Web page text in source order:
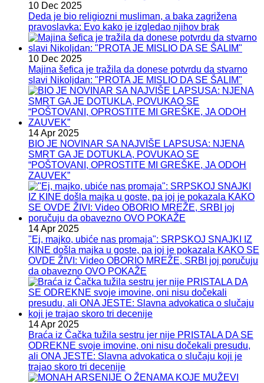
10 Dec 2025
Deda je bio religiozni musliman, a baka zagrižena
pravoslavka: Evo kako je izgledao njihov brak
10 Dec 2025
Majina šefica je tražila da donese potvrdu da stvarno
slavi Nikoljdan: "PROTA JE MISLIO DA SE ŠALIM"
14 Apr 2025
BIO JE NOVINAR SA NAJVIŠE LAPSUSA: NJENA
SMRT GA JE DOTUKLA, POVUKAO SE
“POŠTOVANI, OPROSTITE MI GREŠKE, JA ODOH
ZAUVEK”
14 Apr 2025
"Ej, majko, ubiće nas promaja": SRPSKOJ SNAJKI IZ
KINE došla majka u goste, pa joj je pokazala KAKO SE
OVDE ŽIVI: Video OBORIO MREŽE, SRBI joj poručuju
da obavezno OVO POKAŽE
14 Apr 2025
Braća iz Čačka tužila sestru jer nije PRISTALA DA SE
ODREKNE svoje imovine, oni nisu dočekali presudu,
ali ONA JESTE: Slavna advokatica o slučaju koji je
trajao skoro tri decenije